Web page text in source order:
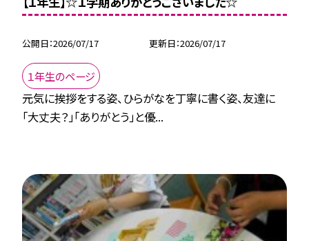
公開日 2026/07/17 更新日 2026/07/17
１年生のページ
元気に挨拶をする姿、ひらがなを丁寧に書く姿、友達に
「大丈夫？」「ありがとう」と優...